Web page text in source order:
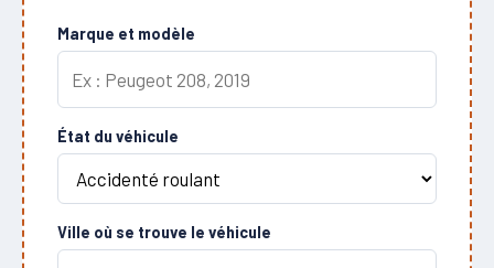
Marque et modèle
État du véhicule
Ville où se trouve le véhicule